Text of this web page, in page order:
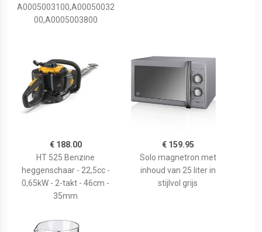
A0005003100,A00050032
00,A0005003800
€ 188.00
HT 525 Benzine
heggenschaar - 22,5cc -
0,65kW - 2-takt - 46cm -
35mm
€ 159.95
Solo magnetron met
inhoud van 25 liter in
stijlvol grijs